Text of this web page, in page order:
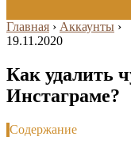
Главная › Аккаунты ›
19.11.2020
Как удалить
Инстаграме?
Содержание